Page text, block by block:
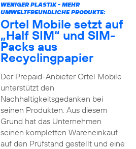
WENIGER PLASTIK - MEHR
UMWELTFREUNDLICHE PRODUKTE:
Ortel Mobile setzt auf
„Half SIM“ und SIM-
Packs aus
Recyclingpapier
Der Prepaid-Anbieter Ortel Mobile
unterstützt den
Nachhaltigkeitsgedanken bei
seinen Produkten. Aus diesem
Grund hat das Unternehmen
seinen kompletten Wareneinkauf
auf den Prüfstand gestellt und eine